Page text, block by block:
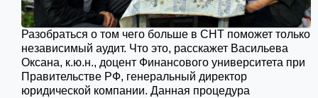
Разобраться о том чего больше в СНТ поможет только
независимый аудит. Что это, расскажет Васильева
Оксана, к.ю.н., доцент Финансового университета при
Правительстве РФ, генеральный директор
юридической компании. Данная процедура